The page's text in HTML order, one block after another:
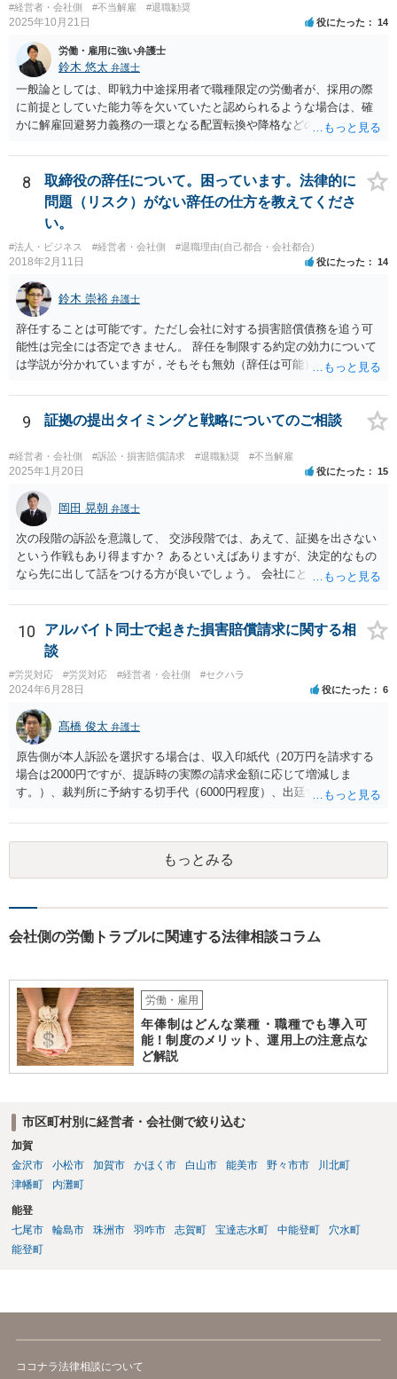
#経営者・会社側 #不当解雇 #退職勧奨
2025年10月21日 役にたった 14
労働・雇用に強い弁護士
鈴木 悠太 弁護士
一般論としては、即戦力中途採用者で職種限定の労働者が、採用の際
に前提としていた能力等を欠いていたと認められるような場合は、確
かに解雇回避努力義務の一環となる配置転換や降格などの措置は必ず
解雇の有効性が認められやすい傾向にあります。 しかし、このような
場合でも、「会社が当該労働者に対してどの程度改善の機会を与えた
か」との点はやはり重要な要素となり（業務改善計画など、御指摘の
手段はその一例となるでしょう）、裁判上もこの点について争点化す
る可能性が高いと思います。 具体的事案での見通しや戦略については
個別事情によりますので、顧問弁護士の先生等とよくご相談なさるの
が良いかと思います。
8
取締役の辞任について。困っています。法律的に
問題（リスク）がない辞任の仕方を教えてくださ
い。
#法人・ビジネス #経営者・会社側 #退職理由(自己都合・会社都合)
2018年2月11日 役にたった 14
鈴木 崇裕 弁護士
辞任することは可能です。ただし会社に対する損害賠償債務を追う可
能性は完全には否定できません。 辞任を制限する約定の効力について
は学説が分かれていますが，そもそも無効（辞任は可能）と考える説
る可能性があると考える説が有力です。 ただし，いずれの説をとった
場合でも，会社にとって「不利な時期」に辞任したときは，「やむを
ます。 健康上の理由は「やむを得ない事由」の典型ですが，程度によ
って異なります。 子会社の代表取締役が辞任を認めてくれるのであれ
ば，少なくとも法律上は，親会社（子会社にとっての株主）の承諾は
必要ありません。 なお，子会社の代表取締役には，取締役辞任の登記
をしてもらわなければなりません。 親会社が株主代表訴訟を提起する
ことは理論上可能ですが，あなたに対して追及できる責任は，あなた
自身が会社に対して追う責任（例えば任務懈怠責任）の範囲に留まり
ます。子会社の負債をあなたに負わせることはできません。 実際上問
いてくれないと，辞任の登記をするためには，最終的には訴訟を提起
する必要が生じます。
9 証拠の提出タイミングと戦略についてのご相談
#経営者・会社側 #訴訟・損害賠償請求 #退職勧奨 #不当解雇
2025年1月20日 役にたった 15
岡田 晃朝 弁護士
次の段階の訴訟を意識して、 交渉段階では、あえて、証拠を出さない
という作戦もあり得ますか？ あるといえばありますが、決定的なもの
なら先に出して話をつける方が良いでしょう。 会社にとっても負担で
す。 それと認定はある事実と証拠の関係でされるので、一般の方が思
うほどに駆け引き的な要素はありません。
10
アルバイト同士で起きた損害賠償請求に関する相
談
#労災対応 #労災対応 #経営者・会社側 #セクハラ
2024年6月28日 役にたった 6
髙橋 俊太 弁護士
原告側が本人訴訟を選択する場合は、収入印紙代（20万円を請求する
場合は2000円ですが、提訴時の実際の請求金額に応じて増減しま
す。）、裁判所に予納する切手代（6000円程度）、出廷する際の交通
書類郵送代（通信費等）の負担が考えられます。 弁護士に委任する場
合には、上記に加えて弁護士費用が必要となるのは、原告被告共通で
もっとみる
会社側の労働トラブルに関連する法律相談コラム
労働・雇用
年俸制はどんな業種・職種でも導入可
能！制度のメリット、運用上の注意点な
ど解説
市区町村別に経営者・会社側で絞り込む
加賀
金沢市
小松市 加賀市 かほく市 白山市 能美市 野々市市
川北町
津幡町
内灘町
能登
七尾市
輪島市 珠洲市 羽咋市 志賀町 宝達志水町 中能登町
穴水町
能登町
ココナラ法律相談について